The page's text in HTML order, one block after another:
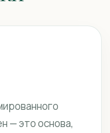
— это основа,